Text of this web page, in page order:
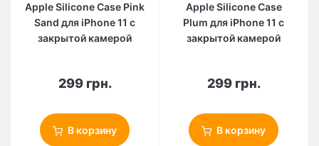
Apple Silicone Case Pink
Sand для iPhone 11 с
закрытой камерой
299 грн.
В корзину
Apple Silicone Case
Plum для iPhone 11 с
закрытой камерой
299 грн.
В корзину